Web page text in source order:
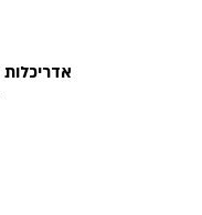
אדריכלות